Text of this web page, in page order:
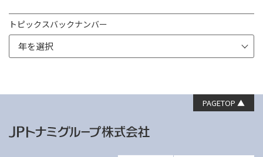
トピックスバックナンバー
PAGETOP ▲